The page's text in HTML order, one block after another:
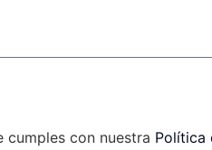
cumples con nuestra Política